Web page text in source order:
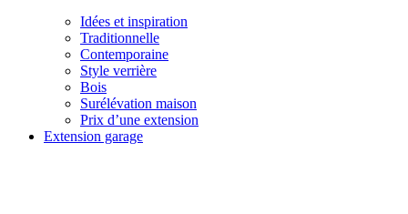
Idées et inspiration
Traditionnelle
Contemporaine
Style verrière
Bois
Surélévation maison
Prix d’une extension
Extension garage